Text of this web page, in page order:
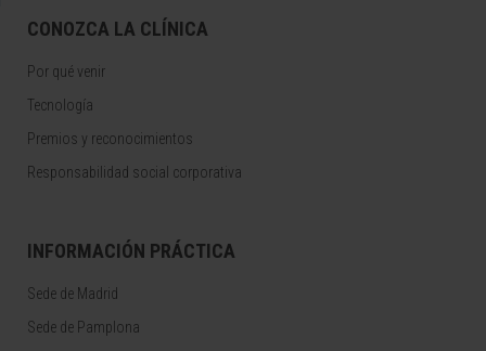
CONOZCA LA CLÍNICA
Por qué venir
Tecnología
Premios y reconocimientos
Responsabilidad social corporativa
INFORMACIÓN PRÁCTICA
Sede de Madrid
Sede de Pamplona